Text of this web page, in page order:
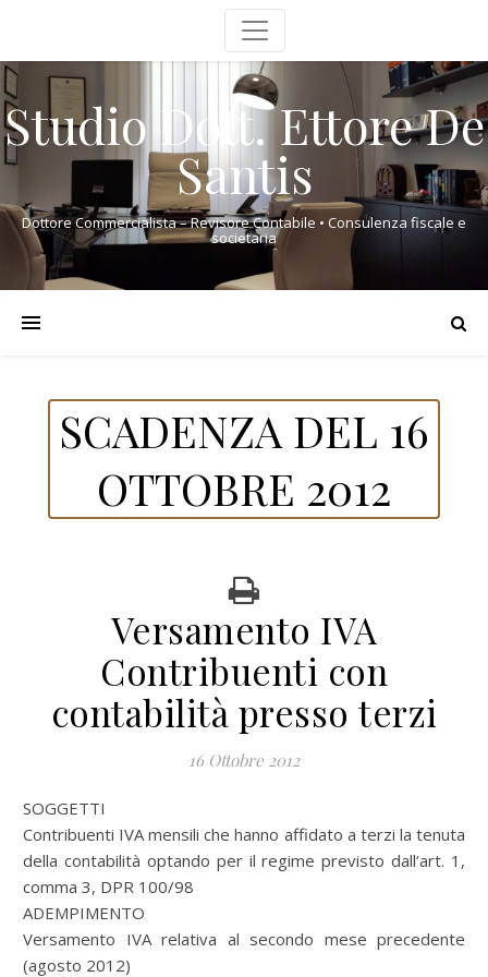
Studio Dott. Ettore De
Santis
Dottore Commercialista – Revisore Contabile • Consulenza fiscale e
societaria
SCADENZA DEL 16
OTTOBRE 2012
Versamento IVA
Contribuenti con
contabilità presso terzi
16 Ottobre 2012
SOGGETTI
Contribuenti IVA mensili che hanno affidato a terzi la tenuta
della contabilità optando per il regime previsto dall’art. 1,
comma 3, DPR 100/98
ADEMPIMENTO
Versamento IVA relativa al secondo mese precedente
(agosto 2012)